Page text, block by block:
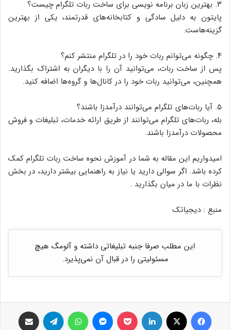
۳. بهترین زبان برنامه نویسی برای ساخت ربات تلگرام چیست؟
پایتون به دلیل سادگی و کتابخانه‌های قدرتمند، یکی از بهترین
گزینه‌هاست.
۴. چگونه می‌توانم ربات خود را در تلگرام منتشر کنم؟
پس از ساخت ربات، می‌توانید آن را با دیگران به اشتراک بگذارید.
همچنین، می‌توانید ربات خود را در کانال‌ها و گروه‌ها اضافه کنید.
۵. آیا ربات‌های تلگرام می‌توانند درآمدزا باشند؟
بله، ربات‌های تلگرام می‌توانند از طریق ارائه خدمات، تبلیغات و فروش
محصولات درآمدزا باشند.
امیدواریم این مقاله به شما در آموزش نحوه ساخت ربات تلگرام کمک
کرده باشد. اگر سوالی دارید یا نیاز به راهنمایی بیشتر دارید، در بخش
نظرات با ما در میان بگذارید .
منبع : دیجیاتک
این مطلب صرفا جنبه تبلیغاتی داشته و آلومگ هیچ
مسئولیتی را در قبال آن نمی‌پذیرد.